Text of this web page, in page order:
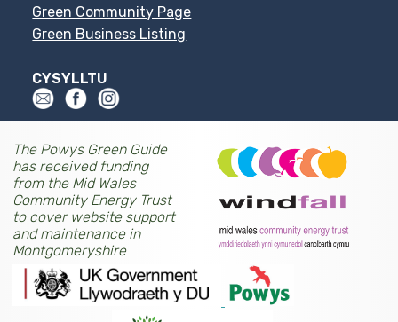
Green Community Page
Green Business Listing
CYSYLLTU
The Powys Green Guide
has received funding
from the Mid Wales
Community Energy Trust
to cover website support
and maintenance in
Montgomeryshire